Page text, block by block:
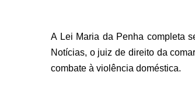
A Lei Maria da Penha completa
Notícias, o juiz de direito da
combate à violência doméstica.